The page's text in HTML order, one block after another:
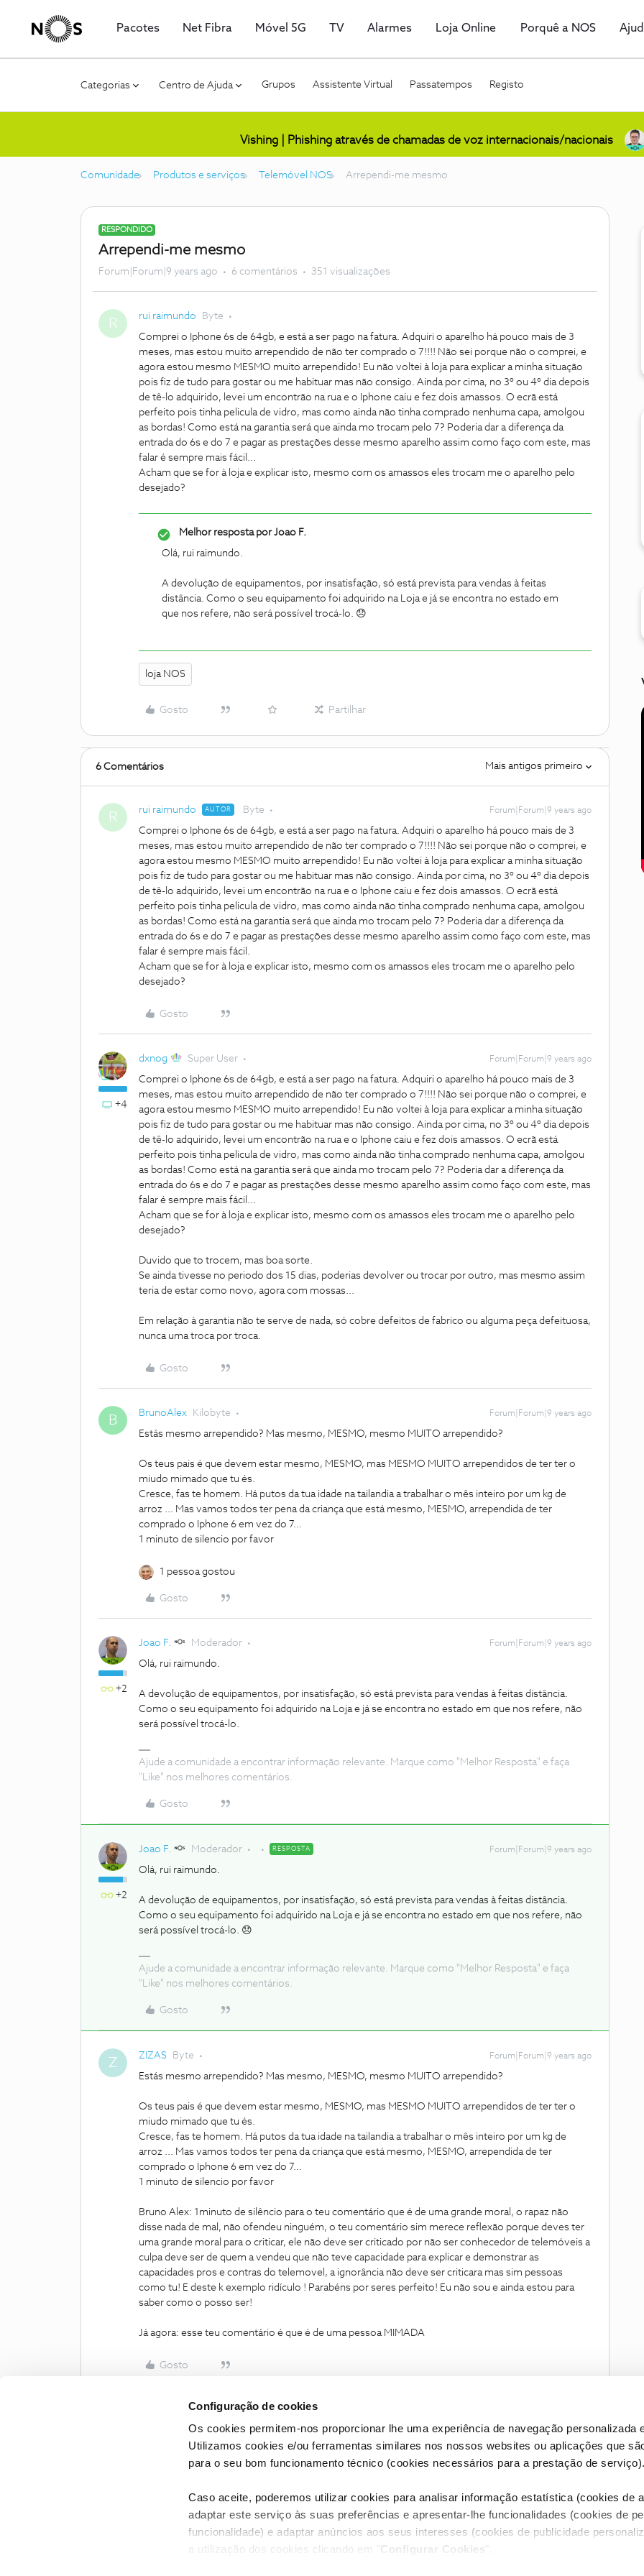
Configuração de cookies
Os cookies permitem-nos proporcionar lhe uma experiência de navegação personalizada
Utilizamos cookies e/ou ferramentas similares nos nossos websites ou aplicações que
para o seu bom funcionamento técnico (cookies necessários para a prestação de serviço).
Caso aceite, poderemos utilizar cookies para analisar informação estatística (cookies de
adaptar este serviço às suas preferências e apresentar-lhe funcionalidades (cookies de
funcionalidade) e adaptar anúncios aos seus interesses (cookies de publicidade
a utilização dos cookies clicando em " Configurar Cookies ".
Pacotes Net Fibra Móvel 5G TV Alarmes Loja Online Porquê a NOS
Categorias Centro de Ajuda Grupos Assistente Virtual Passatempos Registo
Vishing | Phishing através de chamadas de voz internacionais/nacionais
Comunidade Produtos e serviços Telemóvel NOS Arrependi-me mesmo
RESPONDIDO
Arrependi-me mesmo
Forum|Forum|9 years ago 6 comentários 351 visualizações
R rui raimundo Byte
Comprei o Iphone 6s de 64gb, e está a ser pago na fatura. Adquiri o aparelho há pouco mais de 3
meses, mas estou muito arrependido de não ter comprado o 7!!!! Não sei porque não o comprei, e
agora estou mesmo MESMO muito arrependido! Eu não voltei à loja para explicar a minha situação
pois fiz de tudo para gostar ou me habituar mas não consigo. Ainda por cima, no 3º ou 4º dia depois
de tê-lo adquirido, levei um encontrão na rua e o Iphone caiu e fez dois amassos. O ecrã está
perfeito pois tinha pelicula de vidro, mas como ainda não tinha comprado nenhuma capa, amolgou
as bordas! Como está na garantia será que ainda mo trocam pelo 7? Poderia dar a diferença da
entrada do 6s e do 7 e pagar as prestações desse mesmo aparelho assim como faço com este, mas
falar é sempre mais fácil...
Acham que se for à loja e explicar isto, mesmo com os amassos eles trocam me o aparelho pelo
desejado?
Melhor resposta porJoao F.
Olá, rui raimundo.
A devolução de equipamentos, por insatisfação, só está prevista para vendas à feitas
distância. Como o seu equipamento foi adquirido na Loja e já se encontra no estado em
que nos refere, não será possível trocá-lo. 😞
loja NOS
Gosto Partilhar
6 Comentários Mais antigos primeiro
R rui raimundo AUTOR Byte Forum|Forum|9 years ago
Comprei o Iphone 6s de 64gb, e está a ser pago na fatura. Adquiri o aparelho há pouco mais de 3
meses, mas estou muito arrependido de não ter comprado o 7!!!! Não sei porque não o comprei, e
agora estou mesmo MESMO muito arrependido! Eu não voltei à loja para explicar a minha situação
pois fiz de tudo para gostar ou me habituar mas não consigo. Ainda por cima, no 3º ou 4º dia depois
de tê-lo adquirido, levei um encontrão na rua e o Iphone caiu e fez dois amassos. O ecrã está
perfeito pois tinha pelicula de vidro, mas como ainda não tinha comprado nenhuma capa, amolgou
as bordas! Como está na garantia será que ainda mo trocam pelo 7? Poderia dar a diferença da
entrada do 6s e do 7 e pagar as prestações desse mesmo aparelho assim como faço com este, mas
falar é sempre mais fácil.
Acham que se for à loja e explicar isto, mesmo com os amassos eles trocam me o aparelho pelo
desejado?
Gosto
+4
dxnog Super User Forum|Forum|9 years ago
Comprei o Iphone 6s de 64gb, e está a ser pago na fatura. Adquiri o aparelho há pouco mais de 3
meses, mas estou muito arrependido de não ter comprado o 7!!!! Não sei porque não o comprei, e
agora estou mesmo MESMO muito arrependido! Eu não voltei à loja para explicar a minha situação
pois fiz de tudo para gostar ou me habituar mas não consigo. Ainda por cima, no 3º ou 4º dia depois
de tê-lo adquirido, levei um encontrão na rua e o Iphone caiu e fez dois amassos. O ecrã está
perfeito pois tinha pelicula de vidro, mas como ainda não tinha comprado nenhuma capa, amolgou
as bordas! Como está na garantia será que ainda mo trocam pelo 7? Poderia dar a diferença da
entrada do 6s e do 7 e pagar as prestações desse mesmo aparelho assim como faço com este, mas
falar é sempre mais fácil...
Acham que se for à loja e explicar isto, mesmo com os amassos eles trocam me o aparelho pelo
desejado?
Duvido que to trocem, mas boa sorte.
Se ainda tivesse no periodo dos 15 dias, poderias devolver ou trocar por outro, mas mesmo assim
teria de estar como novo, agora com mossas...
Em relação à garantia não te serve de nada, só cobre defeitos de fabrico ou alguma peça defeituosa,
nunca uma troca por troca.
Gosto
B BrunoAlex Kilobyte Forum|Forum|9 years ago
Estás mesmo arrependido? Mas mesmo, MESMO, mesmo MUITO arrependido?
Os teus pais é que devem estar mesmo, MESMO, mas MESMO MUITO arrependidos de ter ter o
miudo mimado que tu és.
Cresce, fas te homem. Há putos da tua idade na tailandia a trabalhar o mês inteiro por um kg de
arroz ... Mas vamos todos ter pena da criança que está mesmo, MESMO, arrependida de ter
comprado o Iphone 6 em vez do 7...
1 minuto de silencio por favor
1 pessoa gostou
Gosto
+2
Joao F. Moderador Forum|Forum|9 years ago
Olá, rui raimundo.
A devolução de equipamentos, por insatisfação, só está prevista para vendas à feitas distância.
Como o seu equipamento foi adquirido na Loja e já se encontra no estado em que nos refere, não
será possível trocá-lo.
Ajude a comunidade a encontrar informação relevante. Marque como "Melhor Resposta" e faça
"Like" nos melhores comentários.
Gosto
+2
Joao F. Moderador RESPOSTA Forum|Forum|9 years ago
Olá, rui raimundo.
A devolução de equipamentos, por insatisfação, só está prevista para vendas à feitas distância.
Como o seu equipamento foi adquirido na Loja e já se encontra no estado em que nos refere, não
será possível trocá-lo. 😞
Ajude a comunidade a encontrar informação relevante. Marque como "Melhor Resposta" e faça
"Like" nos melhores comentários.
Gosto
Z ZIZAS Byte Forum|Forum|9 years ago
Estás mesmo arrependido? Mas mesmo, MESMO, mesmo MUITO arrependido?
Os teus pais é que devem estar mesmo, MESMO, mas MESMO MUITO arrependidos de ter ter o
miudo mimado que tu és.
Cresce, fas te homem. Há putos da tua idade na tailandia a trabalhar o mês inteiro por um kg de
arroz ... Mas vamos todos ter pena da criança que está mesmo, MESMO, arrependida de ter
comprado o Iphone 6 em vez do 7...
1 minuto de silencio por favor
Bruno Alex: 1minuto de silêncio para o teu comentário que é de uma grande moral, o rapaz não
disse nada de mal, não ofendeu ninguém, o teu comentário sim merece reflexão porque deves ter
uma grande moral para o criticar, ele não deve ser criticado por não ser conhecedor de telemóveis a
culpa deve ser de quem a vendeu que não teve capacidade para explicar e demonstrar as
capacidades pros e contras do telemovel, a ignorância não deve ser criticara mas sim pessoas
como tu! E deste k exemplo ridículo ! Parabéns por seres perfeito! Eu não sou e ainda estou para
saber como o posso ser!
Já agora: esse teu comentário é que é de uma pessoa MIMADA
Gosto
Condições do Fórum NOS Accessibility statement